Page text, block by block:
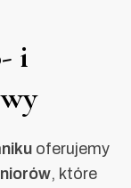
i
oferujemy
, które